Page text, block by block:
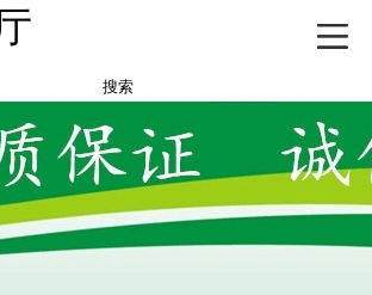
搜索